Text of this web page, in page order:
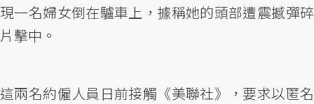
現一名婦女倒在驢車上，據稱她的頭部遭震撼彈碎
片擊中。
這兩名約僱人員日前接觸《美聯社》，要求以匿名